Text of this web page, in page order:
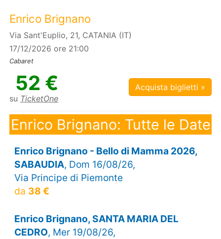
Enrico Brignano
Via Sant'Euplio, 21, CATANIA (IT)
17/12/2026 ore 21:00
Cabaret
52 €
su TicketOne
Acquista biglietti »
Enrico Brignano: Tutte le Date
Enrico Brignano - Bello di Mamma 2026,
SABAUDIA, Dom 16/08/26,
Via Principe di Piemonte
da 38 €
Enrico Brignano, SANTA MARIA DEL
CEDRO, Mer 19/08/26,